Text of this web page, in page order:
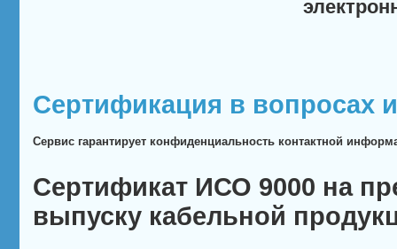
Сертификация в вопросах
Сервис гарантирует конфиденциальность контактной
Сертификат ИСО 9000 на
выпуску кабельной